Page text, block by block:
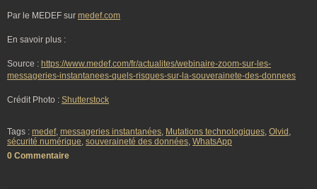
Par le MEDEF sur medef.com
En savoir plus :
Source : https://www.medef.com/fr/actualites/webinaire-zoom-sur-les-
messageries-instantanees-quels-risques-sur-la-souverainete-des-donnees
Crédit Photo : Shutterstock
Tags : medef, messageries instantanées, Mutations technologiques, Olvid ,
sécurité numérique, souveraineté des données, WhatsApp
0 Commentaire